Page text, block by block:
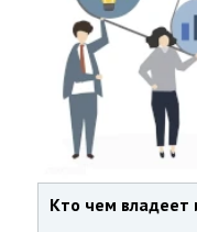
Кто чем владеет